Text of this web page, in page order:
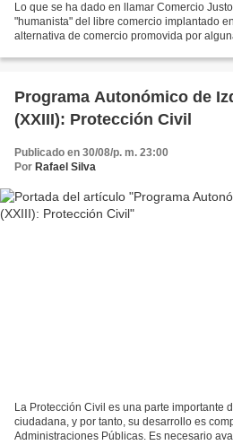
Lo que se ha dado en llamar Comercio
"humanista" del libre comercio implantado
alternativa de comercio promovida por
Programa Autonómico de
(XXIII): Protección Civil
Publicado en 30/08/p. m. 23:00
Por Rafael Silva
La Protección Civil es una parte importante
ciudadana, y por tanto, su desarrollo es
Administraciones Públicas. Es necesario